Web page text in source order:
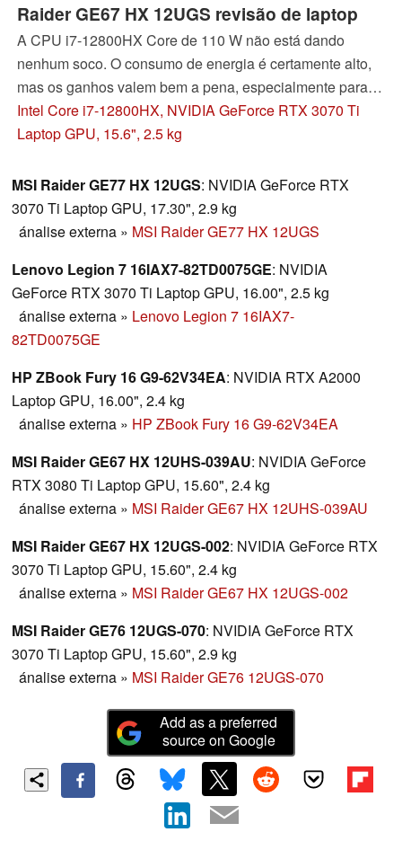
Raider GE67 HX 12UGS revisão de laptop
A CPU i7-12800HX Core de 110 W não está dando
nenhum soco. O consumo de energia é certamente alto,
mas os ganhos valem bem a pena, especialmente para o
público alvo dos entusiastas e caçadores de
desempenho.
Intel Core i7-12800HX, NVIDIA GeForce RTX 3070 Ti
Laptop GPU, 15.6", 2.5 kg
MSI Raider GE77 HX 12UGS: NVIDIA GeForce RTX
3070 Ti Laptop GPU, 17.30", 2.9 kg
ánalise externa » MSI Raider GE77 HX 12UGS
Lenovo Legion 7 16IAX7-82TD0075GE: NVIDIA
GeForce RTX 3070 Ti Laptop GPU, 16.00", 2.5 kg
ánalise externa » Lenovo Legion 7 16IAX7-
82TD0075GE
HP ZBook Fury 16 G9-62V34EA: NVIDIA RTX A2000
Laptop GPU, 16.00", 2.4 kg
ánalise externa » HP ZBook Fury 16 G9-62V34EA
MSI Raider GE67 HX 12UHS-039AU: NVIDIA GeForce
RTX 3080 Ti Laptop GPU, 15.60", 2.4 kg
ánalise externa » MSI Raider GE67 HX 12UHS-039AU
MSI Raider GE67 HX 12UGS-002: NVIDIA GeForce RTX
3070 Ti Laptop GPU, 15.60", 2.4 kg
ánalise externa » MSI Raider GE67 HX 12UGS-002
MSI Raider GE76 12UGS-070: NVIDIA GeForce RTX
3070 Ti Laptop GPU, 15.60", 2.9 kg
ánalise externa » MSI Raider GE76 12UGS-070
Add as a preferred
source on Google